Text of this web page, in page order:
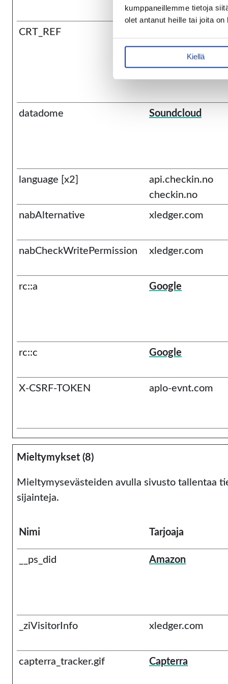
kumppaneillemme tietoja
olet antanut heille tai joita
Kiellä
CRT_REF
v01.creatio.com
datadome Soundcloud
language [x2]
api.checkin.no
checkin.no
nabAlternative
xledger.com
nabCheckWritePermission xledger.com
rc::a Google
rc::c Google
X-CSRF-TOKEN aplo-evnt.com
Mieltymykset (8)
Mieltymysevästeiden avulla sivusto tallentaa
sijainteja.
Nimi Tarjoaja
__ps_did Amazon
_ziVisitorInfo xledger.com
capterra_tracker.gif Capterra